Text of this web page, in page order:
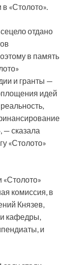
«Столото».
отдано
в память
и гранты —
идей
— сказала
«Столото»
комиссия, в
Князев,
и кафедры,
и